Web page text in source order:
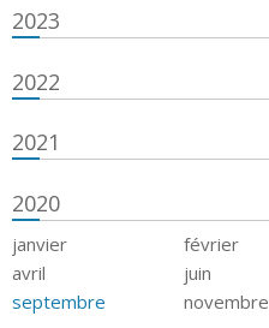
2023
2022
2021
2020
janvier février
avril
juin
septembre
novembre